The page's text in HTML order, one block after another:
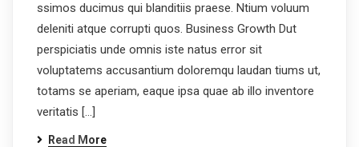
ssimos ducimus qui blanditiis praese. Ntium voluum
deleniti atque corrupti quos. Business Growth Dut
perspiciatis unde omnis iste natus error sit
voluptatems accusantium doloremqu laudan tiums ut,
totams se aperiam, eaque ipsa quae ab illo inventore
veritatis […]
Read More